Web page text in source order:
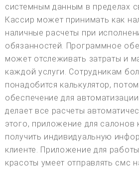
системным данным в пределах
Кассир может принимать как
наличные расчеты при
обязанностей. Программное
может отслеживать затраты и
каждой услуги. Сотрудникам
понадобится калькулятор,
обеспечение для
делает все расчеты
этого, приложение для салонов
получить индивидуальную
клиенте. Приложение для
красоты умеет отправлять смс